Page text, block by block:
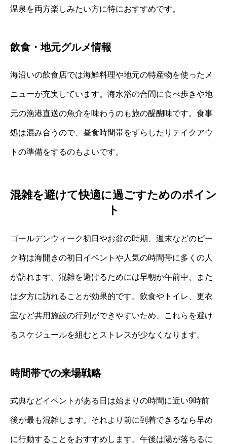
温泉を両方楽しみたい方に特におすすめです。
飲食・地元グルメ情報
海沿いの飲食店では海鮮料理や地元の特産物を使ったメ
ニューが充実しています。海水浴の合間に食べ歩きや地
元の漁港直送の魚介を味わうのも旅の醍醐味です。食事
処は混み合うので、昼食時間帯をずらしたりテイクアウ
トの準備をするのもよいです。
混雑を避けて快適に過ごすためのポイン
ト
ゴールデンウィーク初日やお盆の時期、週末などのピー
ク時は海開きの初日イベントや人気の時間帯に多くの人
が訪れます。混雑を避けるためには早朝か午前中、また
は夕方に訪れることが効果的です。飲食やトイレ、更衣
室など共用施設の行列ができやすいため、これらを避け
るスケジュールを組むとストレスが少なくなります。
時間帯での来場戦略
式典などイベントがある日は始まりの時間に近い9時前
後が最も混雑します。それより前に到着できるなら早め
に行動することをおすすめします。午後は陽が落ちるに